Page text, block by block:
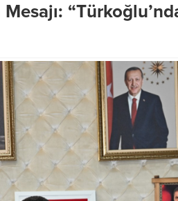
Doğu
acil çağrı
Menderes
Kesintisiz